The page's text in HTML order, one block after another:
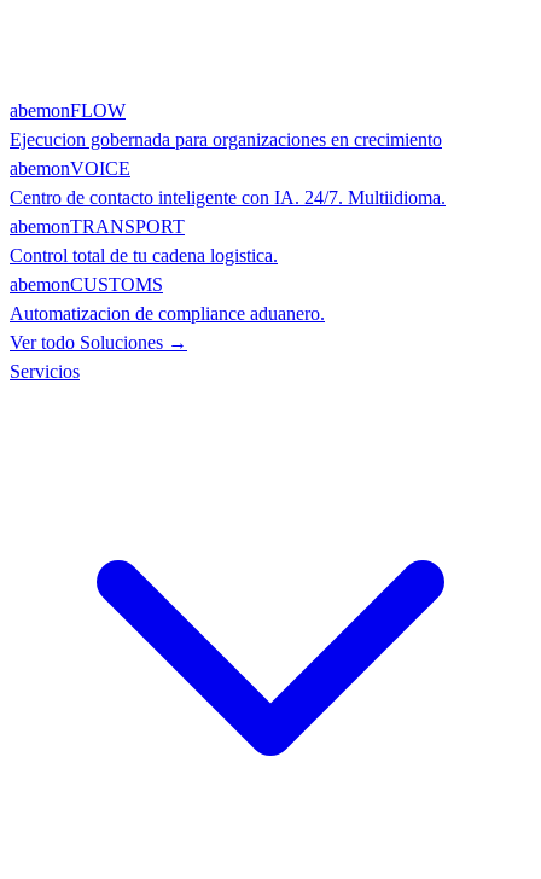
abemonFLOW
Ejecucion gobernada para organizaciones en crecimiento
abemonVOICE
Centro de contacto inteligente con IA. 24/7. Multiidioma.
abemonTRANSPORT
Control total de tu cadena logistica.
abemonCUSTOMS
Automatizacion de compliance aduanero.
Ver todo Soluciones →
Servicios